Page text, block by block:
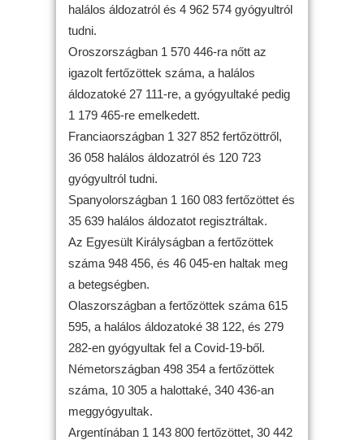
halálos áldozatról és 4 962 574 gyógyultról
tudni.
Oroszországban 1 570 446-ra nőtt az
igazolt fertőzöttek száma, a halálos
áldozatoké 27 111-re, a gyógyultaké pedig
1 179 465-re emelkedett.
Franciaországban 1 327 852 fertőzöttről,
36 058 halálos áldozatról és 120 723
gyógyultról tudni.
Spanyolországban 1 160 083 fertőzöttet és
35 639 halálos áldozatot regisztráltak.
Az Egyesült Királyságban a fertőzöttek
száma 948 456, és 46 045-en haltak meg
a betegségben.
Olaszországban a fertőzöttek száma 615
595, a halálos áldozatoké 38 122, és 279
282-en gyógyultak fel a Covid-19-ből.
Németországban 498 354 a fertőzöttek
száma, 10 305 a halottaké, 340 436-an
meggyógyultak.
Argentínában 1 143 800 fertőzöttet, 30 442